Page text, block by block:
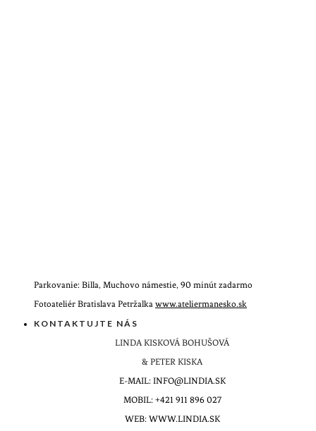
Parkovanie: Billa, Muchovo námestie, 90 minút zadarmo
Fotoateliér Bratislava Petržalka www.ateliermanesko.sk
KONTAKTUJTE NÁS
LINDA KISKOVÁ BOHUŠOVÁ
& PETER KISKA
E-MAIL: INFO@LINDIA.SK
MOBIL: +421 911 896 027
WEB: WWW.LINDIA.SK